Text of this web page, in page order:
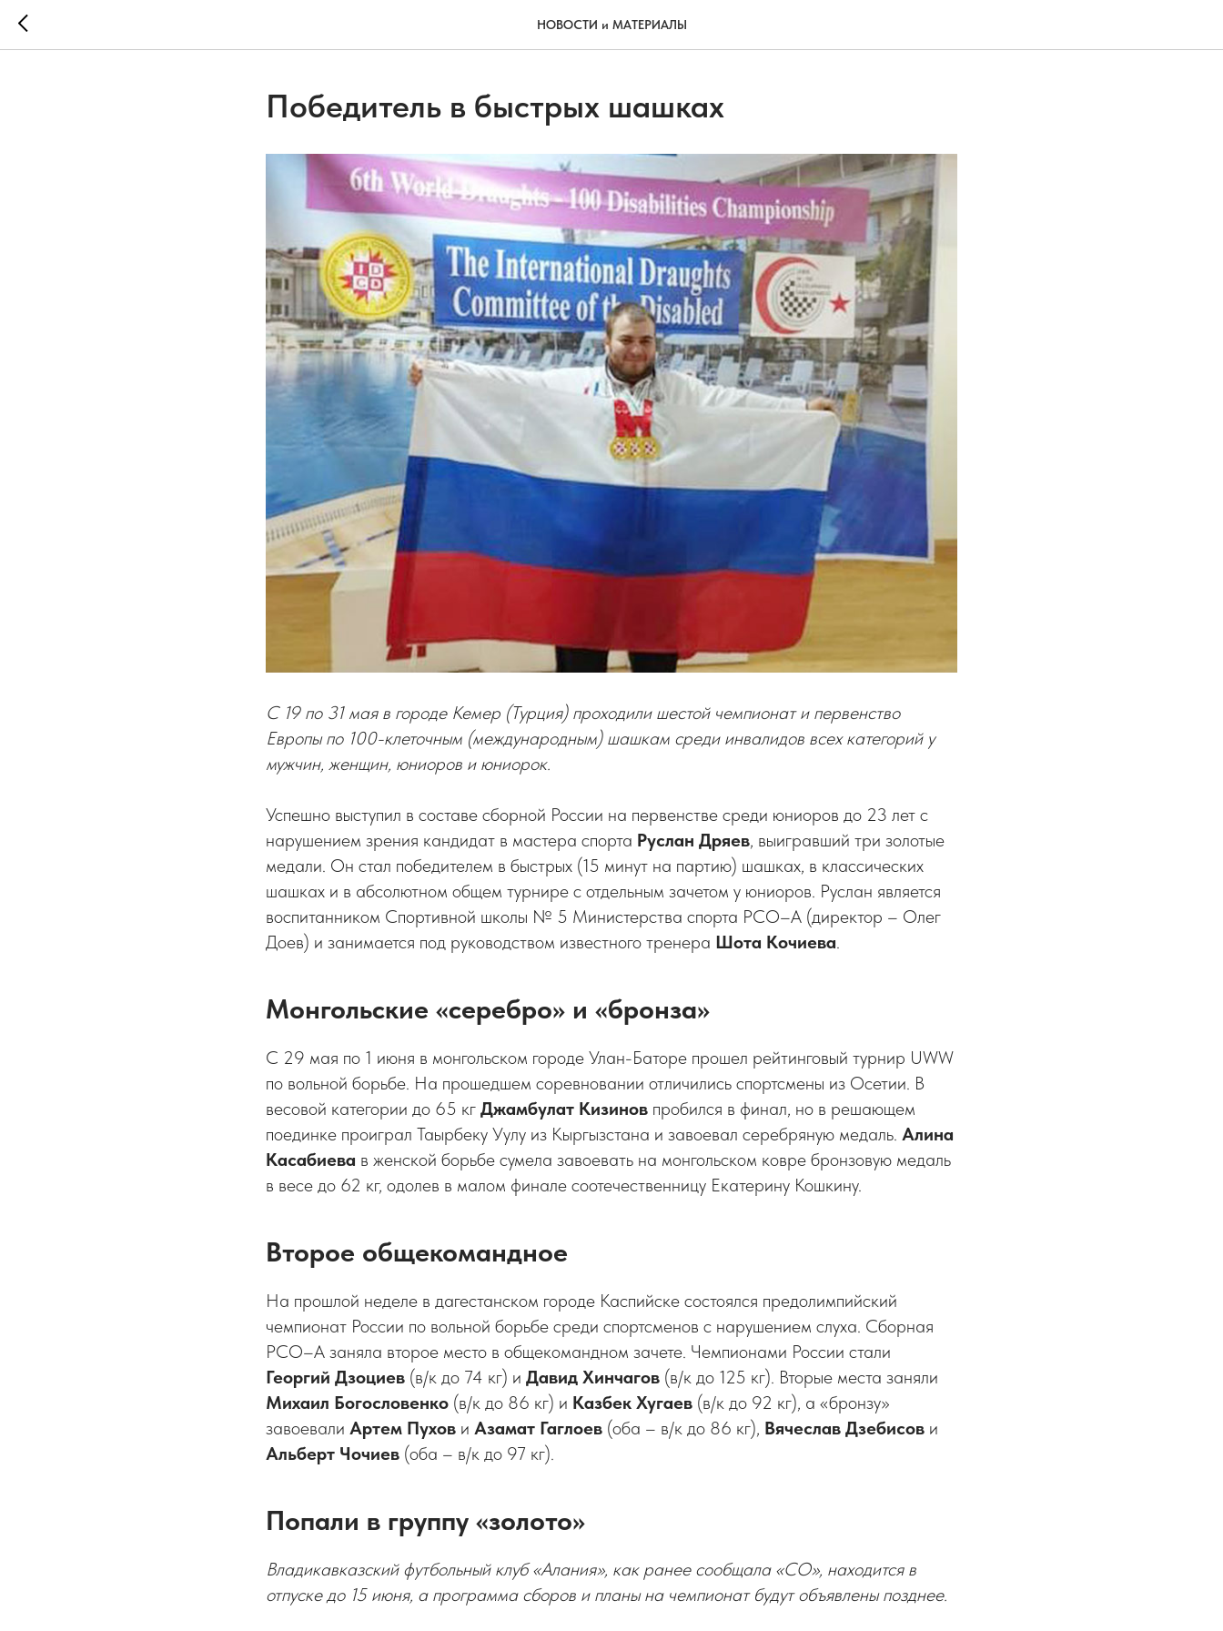
НОВОСТИ и МАТЕРИАЛЫ
Победитель в быстрых шашках
С 19 по 31 мая в городе Кемер (Турция) проходили шестой чемпионат и первенство
Европы по 100-клеточным (международным) шашкам среди инвалидов всех категорий у
мужчин, женщин, юниоров и юниорок.
Успешно выступил в составе сборной России на первенстве среди юниоров до 23 лет с
нарушением зрения кандидат в мастера спорта Руслан Дряев, выигравший три золотые
медали. Он стал победителем в быстрых (15 минут на партию) шашках, в классических
шашках и в абсолютном общем турнире с отдельным зачетом у юниоров. Руслан является
воспитанником Спортивной школы № 5 Министерства спорта РСО–А (директор – Олег
Доев) и занимается под руководством известного тренера Шота Кочиева.
Монгольские «серебро» и «бронза»
С 29 мая по 1 июня в монгольском городе Улан-Баторе прошел рейтинговый турнир UWW
по вольной борьбе. На прошедшем соревновании отличились спортсмены из Осетии. В
весовой категории до 65 кг Джамбулат Кизинов пробился в финал, но в решающем
поединке проиграл Таырбеку Уулу из Кыргызстана и завоевал серебряную медаль. Алина
Касабиева в женской борьбе сумела завоевать на монгольском ковре бронзовую медаль
в весе до 62 кг, одолев в малом финале соотечественницу Екатерину Кошкину.
Второе общекомандное
На прошлой неделе в дагестанском городе Каспийске состоялся предолимпийский
чемпионат России по вольной борьбе среди спортсменов с нарушением слуха. Сборная
РСО–А заняла второе место в общекомандном зачете. Чемпионами России стали
Георгий Дзоциев (в/к до 74 кг) и Давид Хинчагов (в/к до 125 кг). Вторые места заняли
Михаил Богословенко (в/к до 86 кг) и Казбек Хугаев (в/к до 92 кг), а «бронзу»
завоевали Артем Пухов и Азамат Гаглоев (оба – в/к до 86 кг), Вячеслав Дзебисов и
Альберт Чочиев (оба – в/к до 97 кг).
Попали в группу «золото»
Владикавказский футбольный клуб «Алания», как ранее сообщала «СО», находится в
отпуске до 15 июня, а программа сборов и планы на чемпионат будут объявлены позднее.